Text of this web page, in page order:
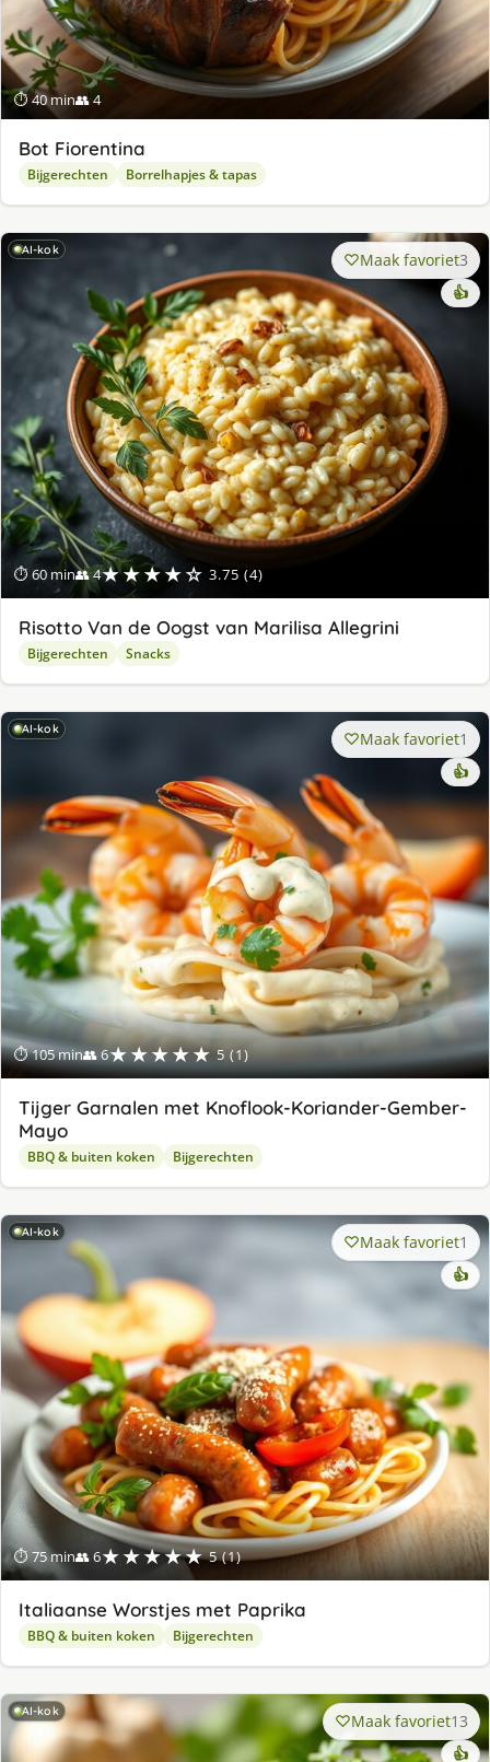
⏱ 40 min👥 4
Bot Fiorentina
Bijgerechten Borrelhapjes & tapas
AI-kok
⏱ 60 min👥 4★★★★☆ 3.75 (4)
Maak favoriet3
👍
Risotto Van de Oogst van Marilisa Allegrini
Bijgerechten Snacks
AI-kok
⏱ 105 min👥 6★★★★★ 5 (1)
Maak favoriet1
👍
Tijger Garnalen met Knoflook-Koriander-Gember-
Mayo
BBQ & buiten koken Bijgerechten
AI-kok
⏱ 75 min👥 6★★★★★ 5 (1)
Maak favoriet1
👍
Italiaanse Worstjes met Paprika
BBQ & buiten koken Bijgerechten
AI-kok Maak favoriet13
👍